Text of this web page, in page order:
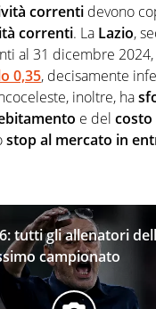
correnti devono
correnti. La Lazio,
al 31 dicembre 2024,
0,35, decisamente
inoltre, ha
e del costo
stop al mercato in
tutti gli allenatori
campionato